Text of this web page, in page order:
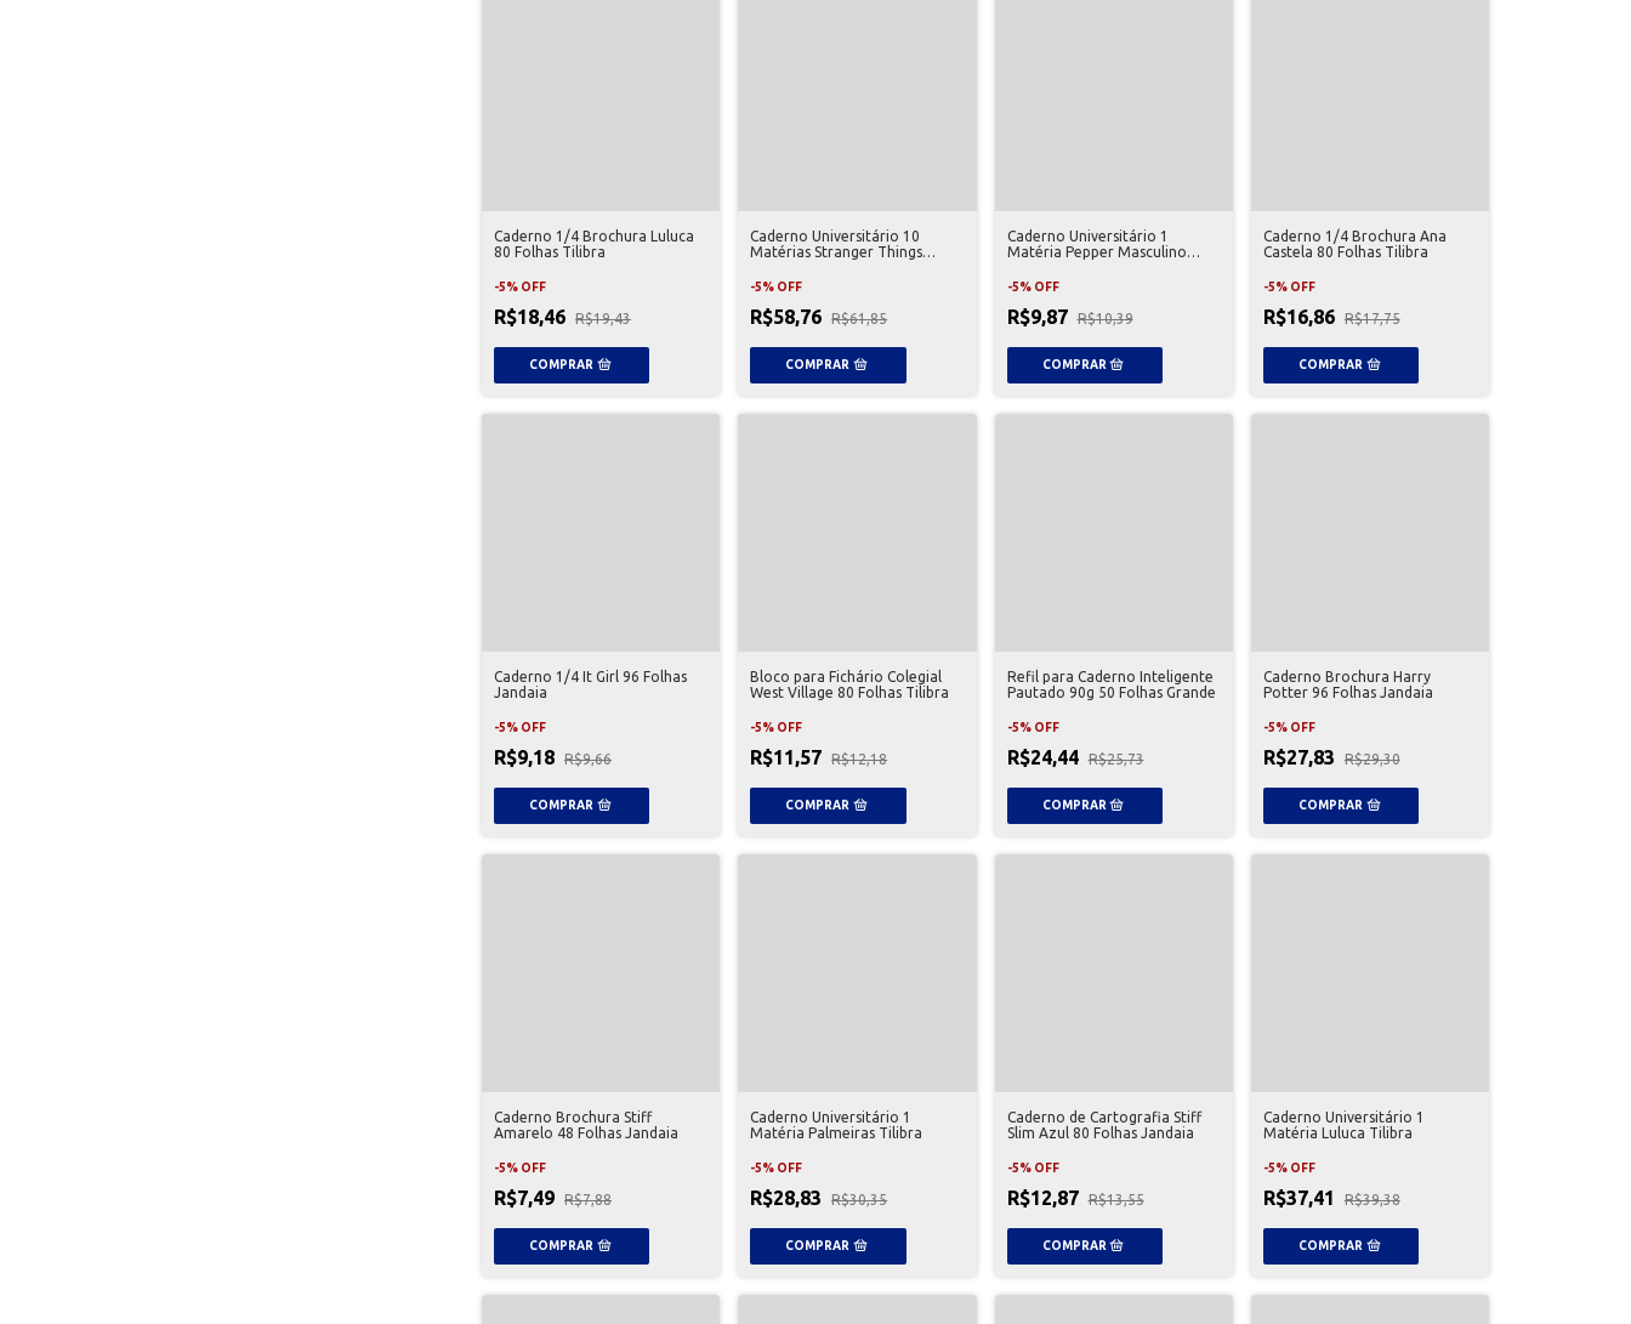
Caderno 1/4 Brochura Luluca
80 Folhas Tilibra
-5% OFF
R$18,46 R$19,43
Caderno Universitário 10
Matérias Stranger Things
-5% OFF
R$58,76 R$61,85
Caderno Universitário 1
Matéria Pepper Masculino
-5% OFF
R$9,87 R$10,39
Caderno 1/4 Brochura Ana
Castela 80 Folhas Tilibra
-5% OFF
R$16,86 R$17,75
Caderno 1/4 It Girl 96 Folhas
Jandaia
-5% OFF
R$9,18 R$9,66
Bloco para Fichário Colegial
West Village 80 Folhas Tilibra
-5% OFF
R$11,57 R$12,18
Refil para Caderno Inteligente
Pautado 90g 50 Folhas Grande
-5% OFF
R$24,44 R$25,73
Caderno Brochura Harry
Potter 96 Folhas Jandaia
-5% OFF
R$27,83 R$29,30
Caderno Brochura Stiff
Amarelo 48 Folhas Jandaia
-5% OFF
R$7,49 R$7,88
Caderno Universitário 1
Matéria Palmeiras Tilibra
-5% OFF
R$28,83 R$30,35
Caderno de Cartografia Stiff
Slim Azul 80 Folhas Jandaia
-5% OFF
R$12,87 R$13,55
Caderno Universitário 1
Matéria Luluca Tilibra
-5% OFF
R$37,41 R$39,38